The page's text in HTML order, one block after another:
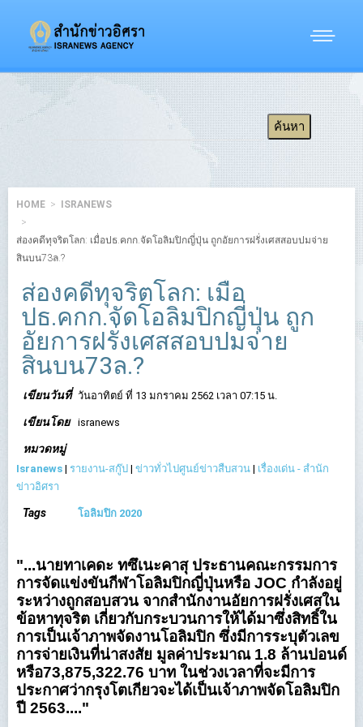
HOME ISRANEWS
ส่องคดีทุจริตโลก: เมื่อปธ.คกก.จัดโอลิมปิกญี่ปุ่น ถูกอัยการฝรั่งเศสสอบปมจ่าย
สินบน73ล.?
ส่องคดีทุจริตโลก: เมื่อ
ปธ.คกก.จัดโอลิมปิกญี่ปุ่น ถูก
อัยการฝรั่งเศสสอบปมจ่าย
สินบน73ล.?
เขียนวันที่ วันอาทิตย์ ที่ 13 มกราคม 2562 เวลา 07:15 น.
เขียนโดย isranews
หมวดหมู่
Isranews | รายงาน-สกู๊ป | ข่าวทั่วไปศูนย์ข่าวสืบสวน | เรื่องเด่น - สำนัก
ข่าวอิศรา
Tags โอลิมปิก 2020
"...นายทาเคดะ ทซึเนะคาสุ ประธานคณะกรรมการ
การจัดแข่งขันกีฬาโอลิมปิกญี่ปุ่นหรือ JOC กำลังอยู่
ระหว่างถูกสอบสวน จากสำนักงานอัยการฝรั่งเศสใน
ข้อหาทุจริต เกี่ยวกับกระบวนการให้ได้มาซึ่งสิทธิ์ใน
การเป็นเจ้าภาพจัดงานโอลิมปิก ซึ่งมีการระบุตัวเลข
การจ่ายเงินที่น่าสงสัย มูลค่าประมาณ 1.8 ล้านปอนด์
หรือ73,875,322.76 บาท ในช่วงเวลาที่จะมีการ
ประกาศว่ากรุงโตเกียวจะได้เป็นเจ้าภาพจัดโอลิมปิก
ปี 2563...."